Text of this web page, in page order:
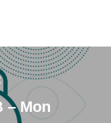
– Mon